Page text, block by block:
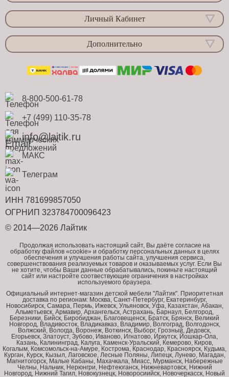
Личный Кабинет
Дополнительно
8-800-500-61-78
+7 (499) 110-35-78
info@laitik.ru
МАКС
Телеграм
ИНН 781699857050
ОГРНИП 323784700096423
© 2014—2026 Лайтик
Продолжая использовать настоящий сайт, Вы даёте согласие на
обработку файлов «cookie» и обработку персональных данных в целях
обеспечения и улучшения работы сайта, улучшения сервиса,
совершенствования реализуемых товаров и оказываемых услуг. Если Вы
не хотите, чтобы Ваши данные обрабатывались, покиньте настоящий
сайт или настройте соотвествующие ограничения в настройках
используемого браузера.
Официальный интернет-магазин детской мебели "Лайтик". Приоритетная
доставка по регионам: Москва, Санкт-Петербург, Екатеринбург,
Новосибирск, Самара, Пермь, Ижевск, Ульяновск, Уфа, Казахстан, Абакан,
Альметьевск, Армавир, Архангельск, Астрахань, Барнаул, Белгород,
Березники, Бийск, Биробиджан, Благовещенск, Братск, Брянск, Великий
Новгород, Владивосток, Владикавказ, Владимир, Волгоград, Волгодонск,
Волжский, Вологда, Воронеж, Воткинск, Выборг, Грозный, Дедовск,
Егорьевск, Златоуст, Зубово, Иваново, Игнатово, Иркутск, Йошкар-Ола,
Казань, Калининград, Калуга, Каменск-Уральский, Кемерово, Киров,
Когалым, Комсомольск-на-Амуре, Кострома, Краснодар, Красноярск, Кудьма,
Курган, Курск, Кызыл, Лаговское, Лесные Поляны, Липецк, Лунево, Магадан,
Магнитогорск, Малые Кабаны, Махачкала, Миасс, Мурманск, Набережные
Челны, Нальчик, Нерюнгри, Нефтеюганск, Нижневартовск, Нижний
Новгород, Нижний Тагил, Новокузнецк, Новоросиийск, Новочеркасск, Новый